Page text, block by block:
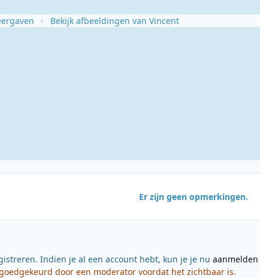
Bekijk afbeeldingen van Vincent
Er zijn geen opmerkingen.
Indien je al een account hebt, kun je je nu aanmelden
door een moderator voordat het zichtbaar is.